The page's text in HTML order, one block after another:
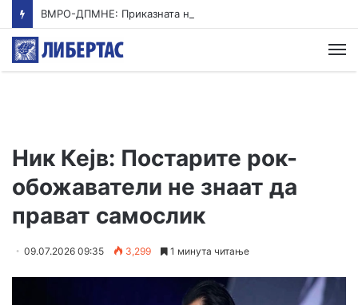
Ник Кејв: Постарите рок-
обожаватели не знаат да
прават самослик
09.07.2026 09:35 3,299 1 минута читање